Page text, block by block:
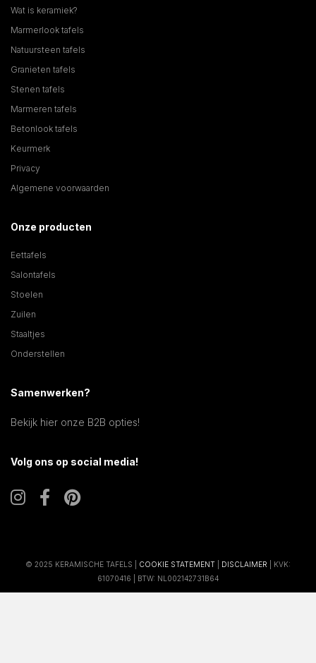
Wat is keramiek?
Marmerlook tafels
Natuursteen tafels
Granieten tafels
Stenen tafels
Marmeren tafels
Betonlook tafels
Keurmerk
Privacy
Algemene voorwaarden
Onze producten
Eettafels
Salontafels
Stoelen
Zuilen
Staaltjes
Onderstellen
Samenwerken?
Bekijk hier onze B2B opties!
Volg ons op social media!
© 2025 KERAMISCHE TAFELS | COOKIE STATEMENT DISCLAIMER | KVK:
61070416 | BTW: NL002142731B64